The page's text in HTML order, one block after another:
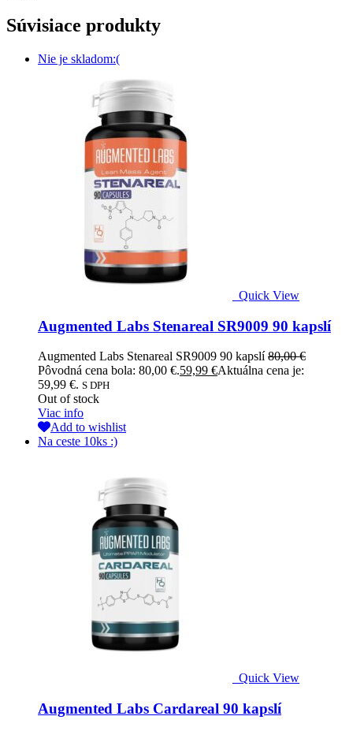
Súvisiace produkty
Nie je skladom:(
Quick View
Augmented Labs Stenareal SR9009 90 kapslí
Augmented Labs Stenareal SR9009 90 kapslí 80,00€
Pôvodná cena bola: 80,00 €.59,99 €Aktuálna cena je:
59,99 €. S DPH
Out of stock
Viac info
Add to wishlist
Na ceste 10ks :)
Quick View
Augmented Labs Cardareal 90 kapslí